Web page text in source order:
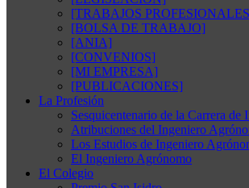
[TRABAJOS
[BOLSA DE TRABAJO]
[ANIA]
[CONVENIOS]
[MI EMPRESA]
[PUBLICACIONES]
La Profesión
Sesquicentenario de la Carrera
Atribuciones del Ingeniero
Los Estudios de Ingeniero
El Ingeniero Agrónomo
El Colegio